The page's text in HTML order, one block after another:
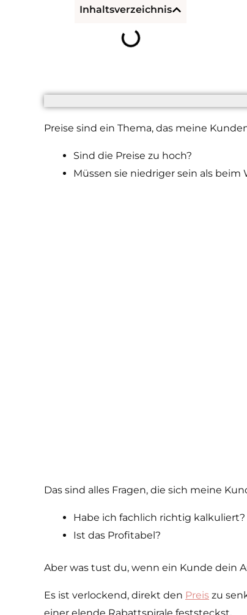
Inhaltsverzeichnis
Preise sind ein Thema, das meine
Sind die Preise zu hoch?
Müssen sie niedriger sein als beim
Das sind alles Fragen, die sich meine
Habe ich fachlich richtig kalkuliert?
Ist das Profitabel?
Aber was tust du, wenn ein Kunde dein
Es ist verlockend, direkt den Preis zu